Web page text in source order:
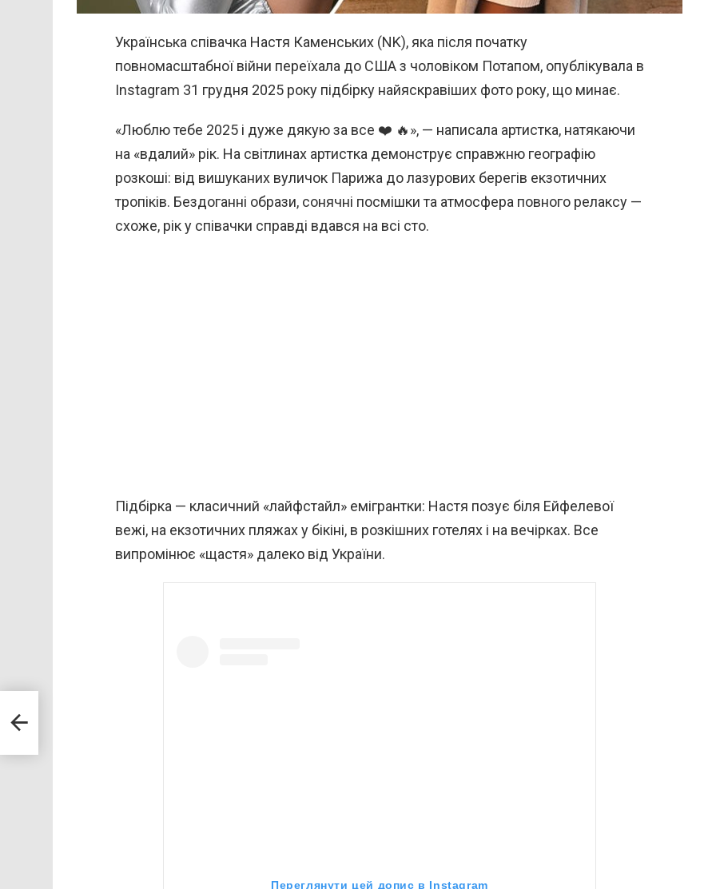
Українська співачка Настя Каменських (NK), яка після початку
повномасштабної війни переїхала до США з чоловіком Потапом, опублікувала в
Instagram 31 грудня 2025 року підбірку найяскравіших фото року, що минає.
«Люблю тебе 2025 і дуже дякую за все ❤️ 🔥», — написала артистка, натякаючи
на «вдалий» рік. На світлинах артистка демонструє справжню географію
розкоші: від вишуканих вуличок Парижа до лазурових берегів екзотичних
тропіків. Бездоганні образи, сонячні посмішки та атмосфера повного релаксу —
схоже, рік у співачки справді вдався на всі сто.
Підбірка — класичний «лайфстайл» емігрантки: Настя позує біля Ейфелевої
вежі, на екзотичних пляжах у бікіні, в розкішних готелях і на вечірках. Все
випромінює «щастя» далеко від України.
Переглянути цей допис в Instagram